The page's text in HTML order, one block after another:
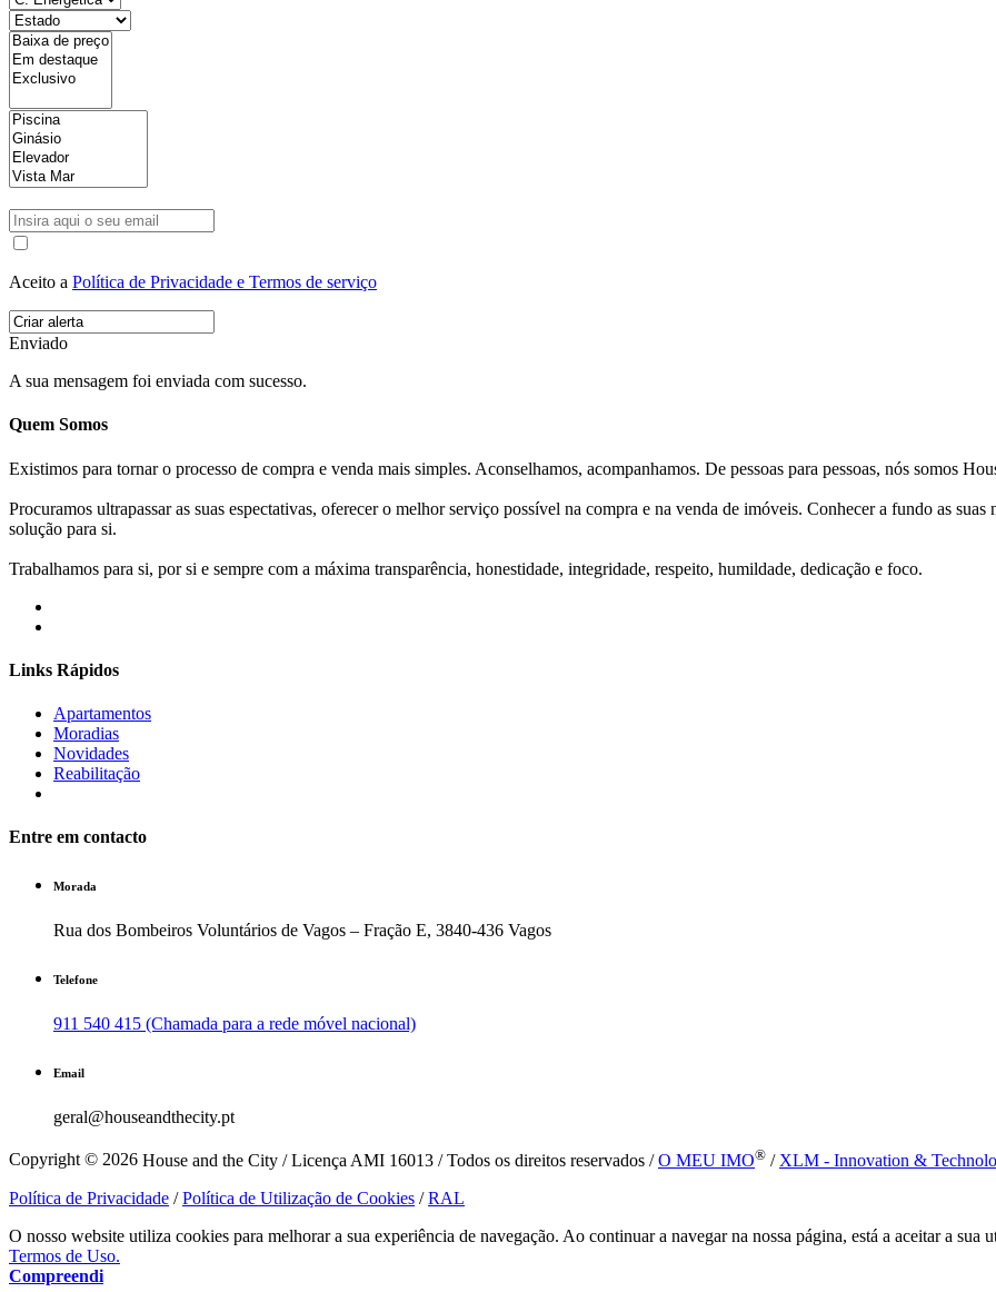
Aceito a Política de Privacidade e Termos de serviço
Enviado
A sua mensagem foi enviada com sucesso.
Quem Somos
Existimos para tornar o processo de compra e venda mais simples. Aconselhamos, acompanhamos. De pessoas para pessoas, nós somos
Procuramos ultrapassar as suas espectativas, oferecer o melhor serviço possível na compra e na venda de imóveis. Conhecer a fundo as
solução para si.
Trabalhamos para si, por si e sempre com a máxima transparência, honestidade, integridade, respeito, humildade, dedicação e foco.
Links Rápidos
Apartamentos
Moradias
Novidades
Reabilitação
Entre em contacto
Morada
Rua dos Bombeiros Voluntários de Vagos – Fração E, 3840-436 Vagos
Telefone
911 540 415 (Chamada para a rede móvel nacional)
Email
geral@houseandthecity.pt
Copyright © 2026 House and the City / Licença AMI 16013 / Todos os direitos reservados /O MEU IMO® / XLM - Innovation &
Política de Privacidade /Política de Utilização de Cookies /RAL
O nosso website utiliza cookies para melhorar a sua experiência de navegação. Ao continuar a navegar na nossa página, está a aceitar a sua
Termos de Uso.
Compreendi